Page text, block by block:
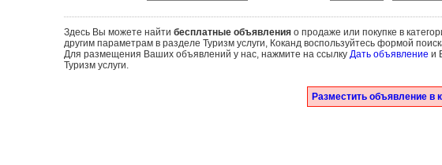
Здесь Вы можете найти бесплатные объявленияо продаже или покупке в
другим параметрам в разделе Туризм услуги, Коканд воспользуйтесь формой
Для размещения Ваших объявлений у нас, нажмите на ссылку Дать объявление и
Туризм услуги.
Разместить объявление в